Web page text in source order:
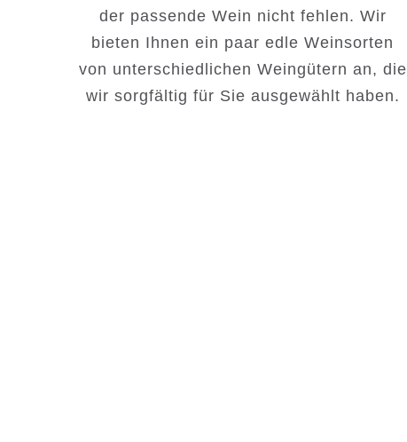
der passende Wein nicht fehlen. Wir
bieten Ihnen ein paar edle Weinsorten
von unterschiedlichen Weingütern an, die
wir sorgfältig für Sie ausgewählt haben.